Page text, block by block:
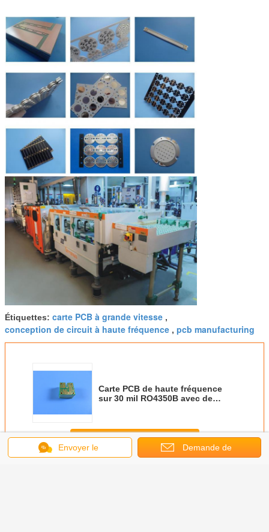
Étiquettes: carte PCB à grande vitesse ,
conception de circuit à haute fréquence , pcb manufacturing
Carte PCB de haute fréquence
sur 30 mil RO4350B avec de
Continuer
Envoyer le Demande de